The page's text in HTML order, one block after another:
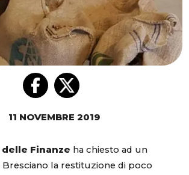
11 NOVEMBRE 2019
Finanze ha chiesto ad un
la restituzione di poco